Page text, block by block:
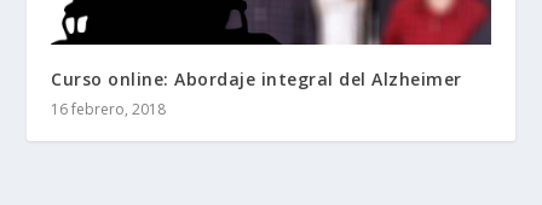
Curso online: Abordaje integral del Alzheimer
16 febrero, 2018